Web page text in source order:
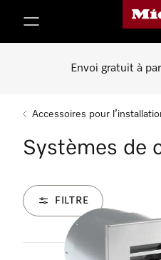
Page
Envoi gratuit à
Accessoires pour
Systèmes de
FILTRE